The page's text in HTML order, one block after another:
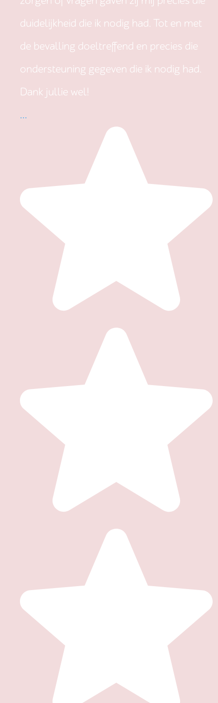
duidelijkheid die ik nodig had. Tot en met
de bevalling doeltreffend en precies die
ondersteuning gegeven die ik nodig had.
Dank jullie wel!
...